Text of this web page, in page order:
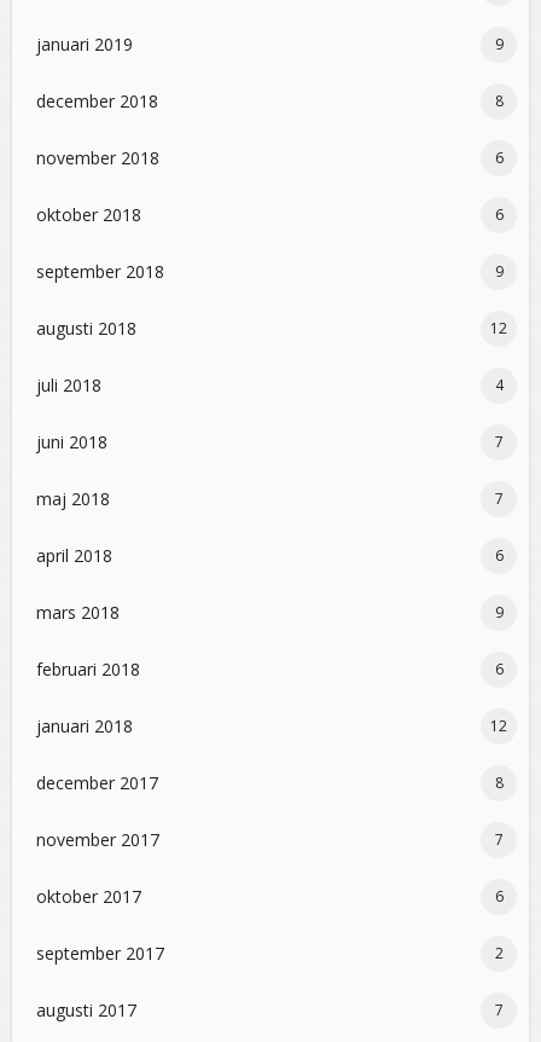
januari 2019 9
december 2018 8
november 2018 6
oktober 2018 6
september 2018 9
augusti 2018 12
juli 2018 4
juni 2018 7
maj 2018 7
april 2018 6
mars 2018 9
februari 2018 6
januari 2018 12
december 2017 8
november 2017 7
oktober 2017 6
september 2017 2
augusti 2017 7